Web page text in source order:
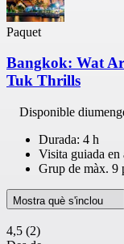
Paquet
Bangkok: Wat
Tuk Thrills
Disponible
Durada: 4 h
Visita guiada en
Grup de màx. 9
Mostra què s'inclou
4,5 (2)